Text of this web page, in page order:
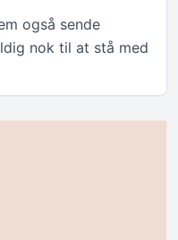
også sende
nok til at stå med